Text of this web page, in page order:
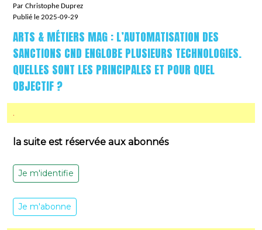
Par Christophe Duprez
Publié le 2025-09-29
ARTS & MÉTIERS MAG : L’AUTOMATISATION DES
SANCTIONS CND ENGLOBE PLUSIEURS TECHNOLOGIES.
QUELLES SONT LES PRINCIPALES ET POUR QUEL
OBJECTIF ?
.
la suite est réservée aux abonnés
Je m'identifie
Je m'abonne